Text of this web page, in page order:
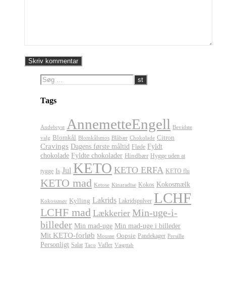
Tags
Andebryst AnnemetteEngell Bevidste
valg Blomkål Blomkålsmos Blåbær Chokolade Citron
Cravings Dagens første måltid Fløde Fyldt
chokolade Fyldte chokolader Hindbær Hygge uden at
tygge Is Jul KETO KETO ERFA KETO flu
KETO mad Ketose Kinaradise Kokos Kokosmælk
Kokossmør Kylling Lakrids Lakridspulver LCHF
LCHF mad Lækkerier Min-uge-i-
billeder Min mad-uge Min mad-uge i billeder
Mit KETO-forløb Mousse Oopsie Pandekager Persille
Personligt Salat Taco Vafler Vægttab